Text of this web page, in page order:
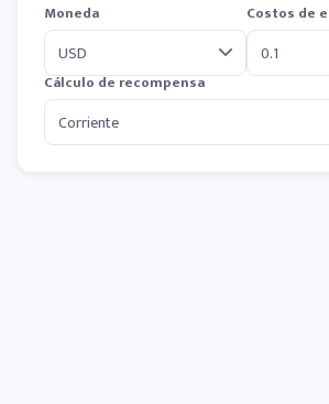
Moneda
Costos de
Cálculo de recompensa